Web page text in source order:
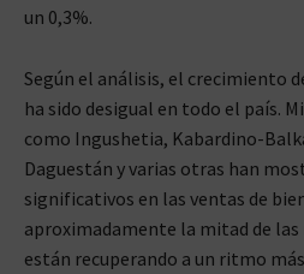
un 0,3%.
Según el análisis, el crecimiento
ha sido desigual en todo el país.
como Ingushetia, Kabardino-
Daguestán y varias otras han
significativos en las ventas de
aproximadamente la mitad de las
están recuperando a un ritmo